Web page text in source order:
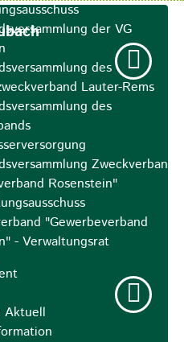
der VG
des
Lauter-Rems
des
Zweckverband
Rosenstein"
"Gewerbeverband
- Verwaltungsrat
Aktuell